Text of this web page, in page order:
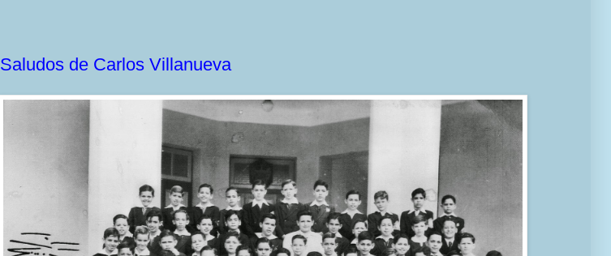
Saludos de Carlos Villanueva